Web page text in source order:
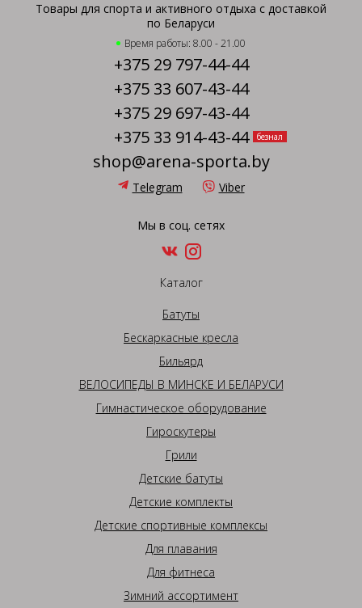
Товары для спорта и активного отдыха с доставкой
по Беларуси
Время работы: 8.00 - 21.00
+375 29 797-44-44
+375 33 607-43-44
+375 29 697-43-44
+375 33 914-43-44
безнал
shop@arena-sporta.by
Telegram Viber
Мы в соц. сетях
Каталог
Батуты
Бескаркасные кресла
Бильярд
ВЕЛОСИПЕДЫ В МИНСКЕ И БЕЛАРУСИ
Гимнастическое оборудование
Гироскутеры
Грили
Детские батуты
Детские комплекты
Детские спортивные комплексы
Для плавания
Для фитнеса
Зимний ассортимент